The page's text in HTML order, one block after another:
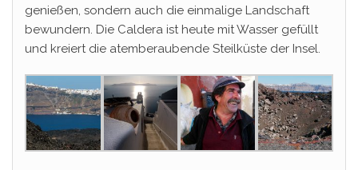
genießen, sondern auch die einmalige Landschaft
bewundern. Die Caldera ist heute mit Wasser gefüllt
und kreiert die atemberaubende Steilküste der Insel.